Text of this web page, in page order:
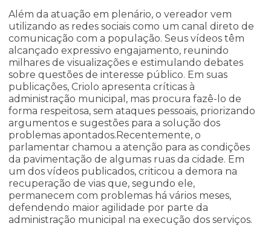
Além da atuação em plenário, o vereador vem
utilizando as redes sociais como um canal direto de
comunicação com a população. Seus vídeos têm
alcançado expressivo engajamento, reunindo
milhares de visualizações e estimulando debates
sobre questões de interesse público. Em suas
publicações, Criolo apresenta críticas à
administração municipal, mas procura fazê-lo de
forma respeitosa, sem ataques pessoais, priorizando
argumentos e sugestões para a solução dos
problemas apontados.Recentemente, o
parlamentar chamou a atenção para as condições
da pavimentação de algumas ruas da cidade. Em
um dos vídeos publicados, criticou a demora na
recuperação de vias que, segundo ele,
permanecem com problemas há vários meses,
defendendo maior agilidade por parte da
administração municipal na execução dos serviços.